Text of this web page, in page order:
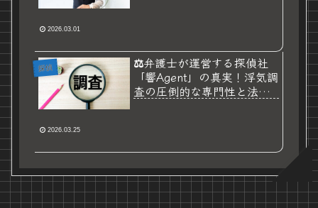
2026.03.01
探偵
⚖️弁護士が運営する探偵社
「響Agent」の真実！浮気調
査の圧倒的な専門性と法的
2026.03.25